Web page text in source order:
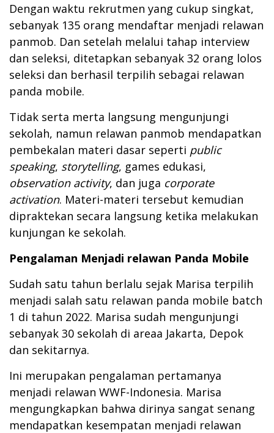
Dengan waktu rekrutmen yang cukup singkat,
sebanyak 135 orang mendaftar menjadi relawan
panmob. Dan setelah melalui tahap interview
dan seleksi, ditetapkan sebanyak 32 orang lolos
seleksi dan berhasil terpilih sebagai relawan
panda mobile.
Tidak serta merta langsung mengunjungi
sekolah, namun relawan panmob mendapatkan
pembekalan materi dasar seperti public
speaking, storytelling, games edukasi,
observation activity, dan juga corporate
activation. Materi-materi tersebut kemudian
dipraktekan secara langsung ketika melakukan
kunjungan ke sekolah.
Pengalaman Menjadi relawan Panda Mobile
Sudah satu tahun berlalu sejak Marisa terpilih
menjadi salah satu relawan panda mobile batch
1 di tahun 2022. Marisa sudah mengunjungi
sebanyak 30 sekolah di areaa Jakarta, Depok
dan sekitarnya.
Ini merupakan pengalaman pertamanya
menjadi relawan WWF-Indonesia. Marisa
mengungkapkan bahwa dirinya sangat senang
mendapatkan kesempatan menjadi relawan